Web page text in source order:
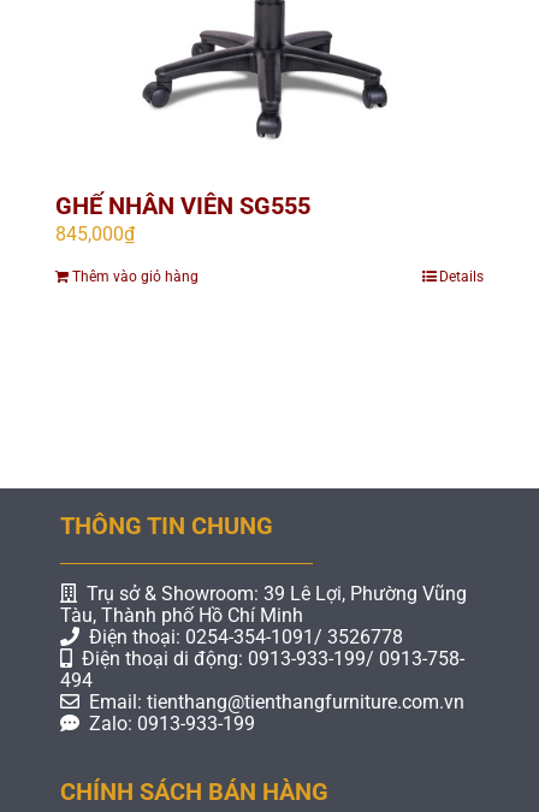
GHẾ NHÂN VIÊN SG555
845,000₫
Thêm vào giỏ hàng Details
THÔNG TIN CHUNG
Trụ sở & Showroom: 39 Lê Lợi, Phường Vũng
Tàu, Thành phố Hồ Chí Minh
Điện thoại: 0254-354-1091/ 3526778
Điện thoại di động: 0913-933-199/ 0913-758-
494
Email: tienthang@tienthangfurniture.com.vn
Zalo: 0913-933-199
CHÍNH SÁCH BÁN HÀNG